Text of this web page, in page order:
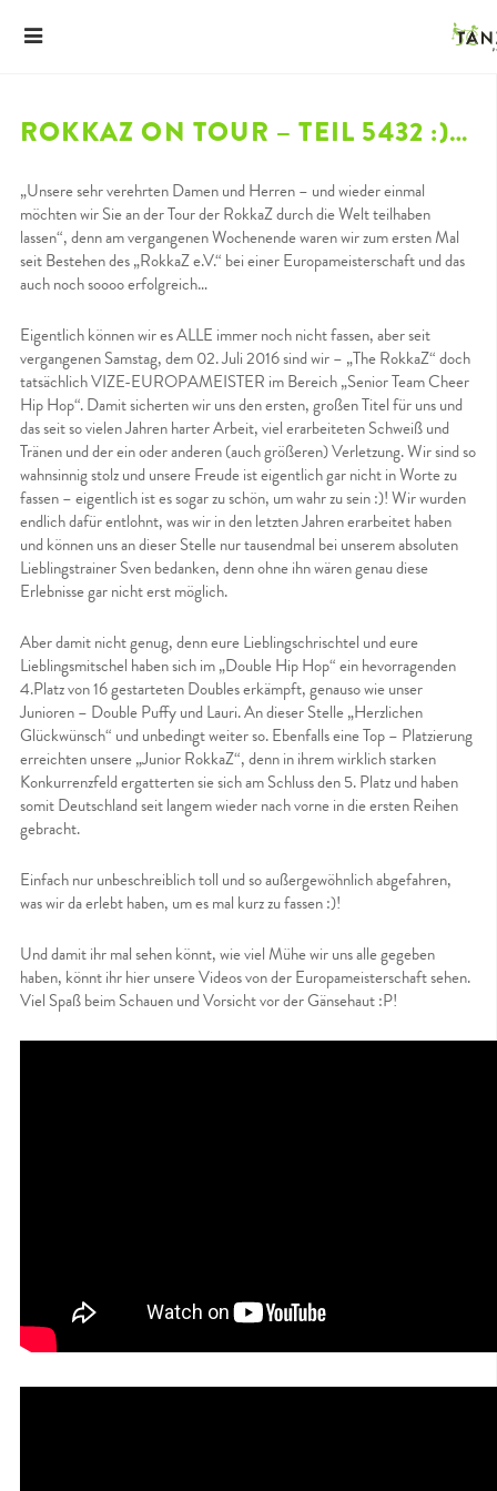
ROKKAZ ON TOUR – TEIL 5432 :)…
„Unsere sehr verehrten Damen und Herren – und wieder einmal
möchten wir Sie an der Tour der RokkaZ durch die Welt teilhaben
lassen“, denn am vergangenen Wochenende waren wir zum ersten Mal
seit Bestehen des „RokkaZ e.V.“ bei einer Europameisterschaft und das
auch noch soooo erfolgreich…
Eigentlich können wir es ALLE immer noch nicht fassen, aber seit
vergangenen Samstag, dem 02. Juli 2016 sind wir – „The RokkaZ“ doch
tatsächlich VIZE-EUROPAMEISTER im Bereich „Senior Team Cheer
Hip Hop“. Damit sicherten wir uns den ersten, großen Titel für uns und
das seit so vielen Jahren harter Arbeit, viel erarbeiteten Schweiß und
Tränen und der ein oder anderen (auch größeren) Verletzung. Wir sind so
wahnsinnig stolz und unsere Freude ist eigentlich gar nicht in Worte zu
fassen – eigentlich ist es sogar zu schön, um wahr zu sein :)! Wir wurden
endlich dafür entlohnt, was wir in den letzten Jahren erarbeitet haben
und können uns an dieser Stelle nur tausendmal bei unserem absoluten
Lieblingstrainer Sven bedanken, denn ohne ihn wären genau diese
Erlebnisse gar nicht erst möglich.
Aber damit nicht genug, denn eure Lieblingschrischtel und eure
Lieblingsmitschel haben sich im „Double Hip Hop“ ein hevorragenden
4.Platz von 16 gestarteten Doubles erkämpft, genauso wie unser
Junioren – Double Puffy und Lauri. An dieser Stelle „Herzlichen
Glückwünsch“ und unbedingt weiter so. Ebenfalls eine Top – Platzierung
erreichten unsere „Junior RokkaZ“, denn in ihrem wirklich starken
Konkurrenzfeld ergatterten sie sich am Schluss den 5. Platz und haben
somit Deutschland seit langem wieder nach vorne in die ersten Reihen
gebracht.
Einfach nur unbeschreiblich toll und so außergewöhnlich abgefahren,
was wir da erlebt haben, um es mal kurz zu fassen :)!
Und damit ihr mal sehen könnt, wie viel Mühe wir uns alle gegeben
haben, könnt ihr hier unsere Videos von der Europameisterschaft sehen.
Viel Spaß beim Schauen und Vorsicht vor der Gänsehaut :P!